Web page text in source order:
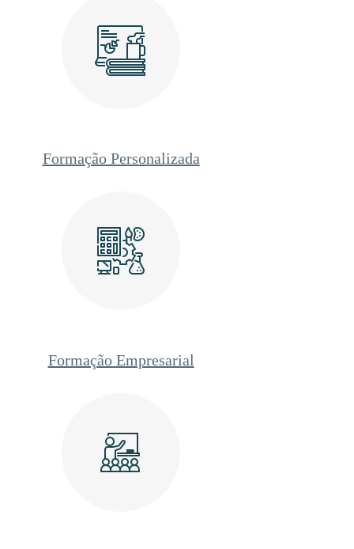
Formação Personalizada
Formação Empresarial